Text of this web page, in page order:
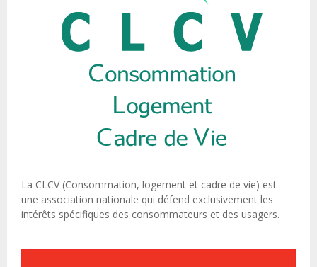
La CLCV (Consommation, logement et cadre de vie) est
une association nationale qui défend exclusivement les
intérêts spécifiques des consommateurs et des usagers.